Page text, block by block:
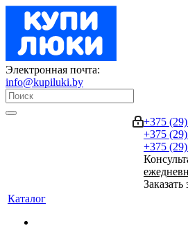
Электронная почта:
info@kupiluki.by
+375
+375
+375
Заказать
Каталог